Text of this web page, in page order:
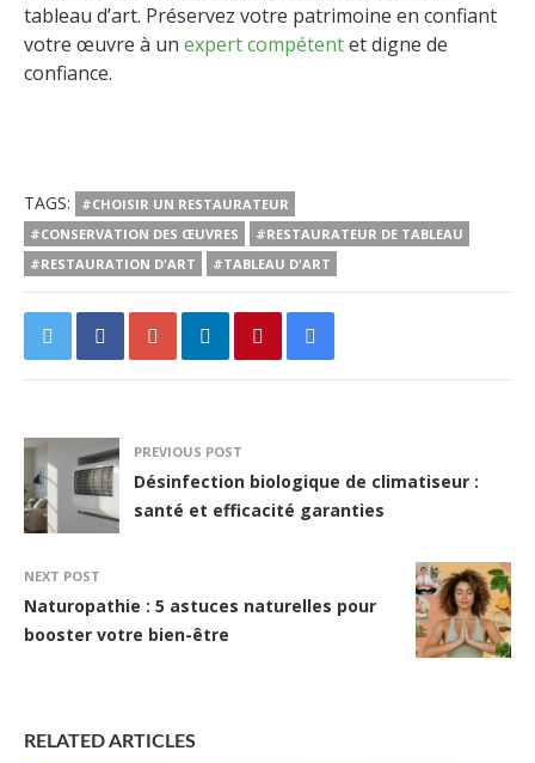
tableau d’art. Préservez votre patrimoine en confiant
votre œuvre à un expert compétentet digne de
confiance.
TAGS:
#CHOISIR UN RESTAURATEUR
#CONSERVATION DES ŒUVRES
#RESTAURATEUR DE TABLEAU
#RESTAURATION D'ART
#TABLEAU D'ART
PREVIOUS POST
Désinfection biologique de climatiseur :
santé et efficacité garanties
NEXT POST
Naturopathie : 5 astuces naturelles pour
booster votre bien-être
RELATED ARTICLES